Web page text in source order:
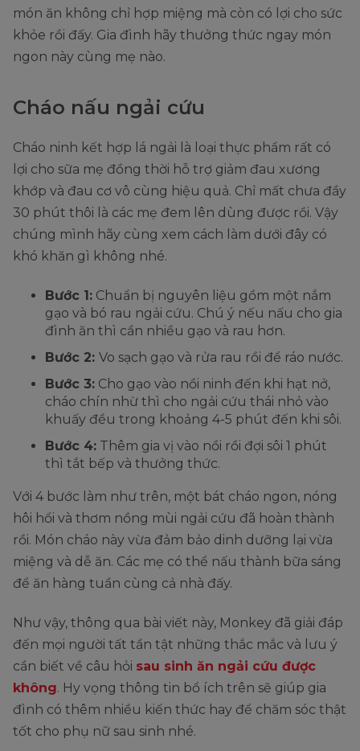
món ăn không chỉ hợp miệng mà còn có lợi cho sức
khỏe rồi đấy. Gia đình hãy thưởng thức ngay món
ngon này cùng mẹ nào.
Cháo nấu ngải cứu
Cháo ninh kết hợp lá ngải là loại thực phẩm rất có
lợi cho sữa mẹ đồng thời hỗ trợ giảm đau xương
khớp và đau cơ vô cùng hiệu quả. Chỉ mất chưa đầy
30 phút thôi là các mẹ đem lên dùng được rồi. Vậy
chúng mình hãy cùng xem cách làm dưới đây có
khó khăn gì không nhé.
Bước 1: Chuẩn bị nguyên liệu gồm một nắm
gạo và bó rau ngải cứu. Chú ý nếu nấu cho gia
đình ăn thì cần nhiều gạo và rau hơn.
Bước 2: Vo sạch gạo và rửa rau rồi để ráo nước.
Bước 3: Cho gạo vào nồi ninh đến khi hạt nở,
cháo chín nhừ thì cho ngải cứu thái nhỏ vào
khuấy đều trong khoảng 4-5 phút đến khi sôi.
Bước 4: Thêm gia vị vào nồi rồi đợi sôi 1 phút
thì tắt bếp và thưởng thức.
Với 4 bước làm như trên, một bát cháo ngon, nóng
hôi hổi và thơm nồng mùi ngải cứu đã hoàn thành
rồi. Món cháo này vừa đảm bảo dinh dưỡng lại vừa
miệng và dễ ăn. Các mẹ có thể nấu thành bữa sáng
để ăn hàng tuần cùng cả nhà đấy.
Như vậy, thông qua bài viết này, Monkey đã giải đáp
đến mọi người tất tần tật những thắc mắc và lưu ý
cần biết về câu hỏi sau sinh ăn ngải cứu được
không. Hy vọng thông tin bổ ích trên sẽ giúp gia
đình có thêm nhiều kiến thức hay để chăm sóc thật
tốt cho phụ nữ sau sinh nhé.